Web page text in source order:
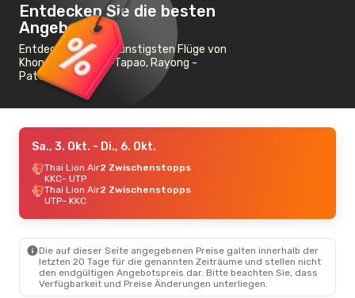
Entdecken Sie die besten
Angebote
Entdecken Sie die günstigsten Flüge von
Khon Kaen nach U-Tapao, Rayong -
Pattaya
Sa., 3. Okt. - Di., 6. Okt.
Thai Lion Air2 Zwischenstopps
KKC- UTP
Thai Lion Air2 Zwischenstopps
UTP- KKC
Die auf dieser Seite angegebenen Preise galten innerhalb der
letzten 20 Tage für die genannten Zeiträume und stellen nicht
den endgültigen Angebotspreis dar. Bitte beachten Sie, dass
Verfügbarkeit und Preise Änderungen unterliegen.